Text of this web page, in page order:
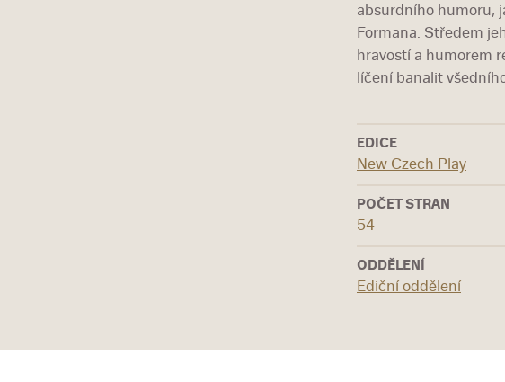
absurdního humoru,
Formana. Středem
hravostí a humorem
líčení banalit
EDICE
New Czech Play
POČET STRAN
54
ODDĚLENÍ
Ediční oddělení